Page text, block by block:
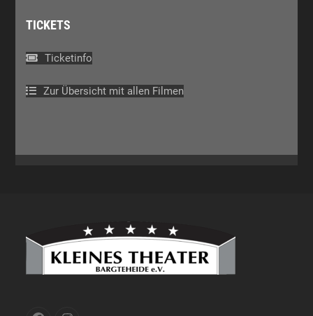
TICKETS
Ticketinfo
Zur Übersicht mit allen Filmen